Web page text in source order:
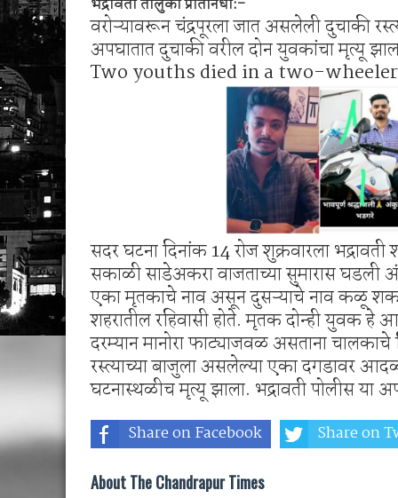
रेल्वेच्या धडकेत पुन्हा एका बिबट्याचा बळी?
वरोऱ्यावरून चंद्रपूरला जात असलेली दुचाकी
अपघातात दुचाकी वरील दोन युवकांचा मृत्यू
Two youths died in a two-
सदर घटना दिनांक 14 रोज शुक्रवारला
सकाळी साडेअकरा वाजताच्या सुमारास
एका मृतकाचे नाव असून दुसऱ्याचे नाव कळू शकले
शहरातील रहिवासी होते. मृतक दोन्ही युवक हे
दरम्यान मानोरा फाट्याजवळ असताना
रस्त्याच्या बाजुला असलेल्या एका दगडावर
घटनास्थळीच मृत्यू झाला. भद्रावती पोलीस
Share on Facebook Share on
About The Chandrapur Times